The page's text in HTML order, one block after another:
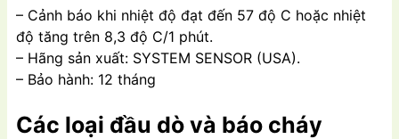
– Cảnh báo khi nhiệt độ đạt đến 57 độ C hoặc nhiệt
độ tăng trên 8,3 độ C/1 phút.
– Hãng sản xuất: SYSTEM SENSOR (USA).
– Bảo hành: 12 tháng
Các loại đầu dò và báo cháy